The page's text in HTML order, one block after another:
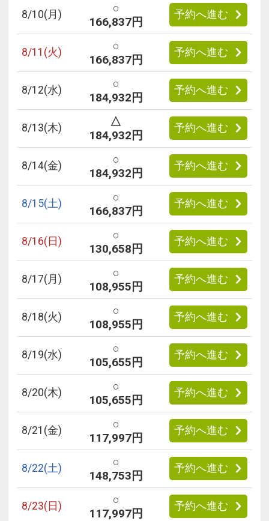
8/10(月)
○
166,837円
予約へ進む
8/11 (火)
○
166,837円
予約へ進む
8/12(水)
○
184,932円
予約へ進む
8/13(木)
△
184,932円
予約へ進む
8/14(金)
○
184,932円
予約へ進む
8/15(土)
○
166,837円
予約へ進む
8/16(日)
○
130,658円
予約へ進む
8/17(月)
○
108,955円
予約へ進む
8/18(火)
○
108,955円
予約へ進む
8/19(水)
○
105,655円
予約へ進む
8/20(木)
○
105,655円
予約へ進む
8/21 (金)
○
117,997円
予約へ進む
8/22(土)
○
148,753円
予約へ進む
8/23(日)
○
117,997円
予約へ進む